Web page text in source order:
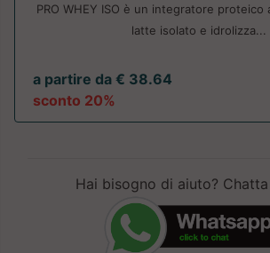
PRO WHEY ISO è un integratore proteico
latte isolato e idrolizza...
a partire da € 38.64
sconto 20%
Hai bisogno di aiuto?